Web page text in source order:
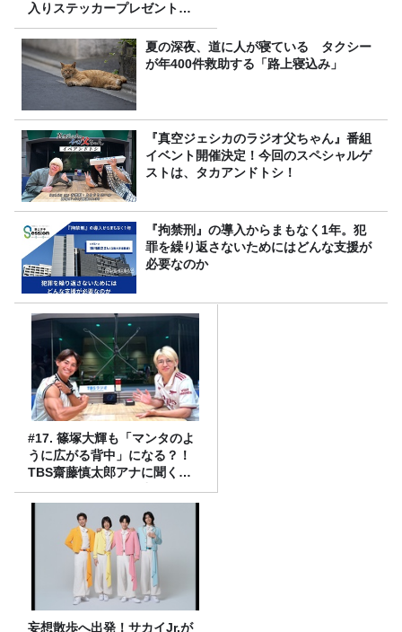
入りステッカープレゼント有
り
夏の深夜、道に人が寝ている タクシー
が年400件救助する「路上寝込み」
『真空ジェシカのラジオ父ちゃん』番組
イベント開催決定！今回のスペシャルゲ
ストは、タカアンドトシ！
『拘禁刑』の導入からまもなく1年。犯
罪を繰り返さないためにはどんな支援が
必要なのか
#17. 篠塚大輝も「マンタのよ
うに広がる背中」になる？！
TBS齋藤慎太郎アナに聞くメ
ンズフィジークの魅力！！
妄想散歩へ出発！サカイJr.が